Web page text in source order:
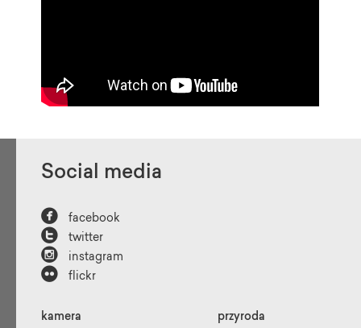
Social media
 facebook
 twitter
 instagram
 flickr
kamera
przyroda